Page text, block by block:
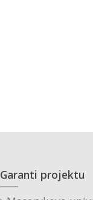
Garanti projektu